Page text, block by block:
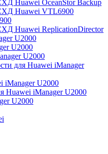
Huawei OceanStor Backup
Huawei VTL6900
Huawei ReplicationDirector
U2000
U2000
U2000
для Huawei iManager
U2000
Huawei iManager U2000
U2000